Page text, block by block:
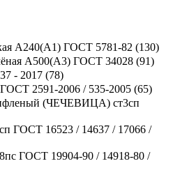
А240(А1) ГОСТ 5781-82 (130)
А500(А3) ГОСТ 34028 (91)
- 2017 (78)
ГОСТ 2591-2006 / 535-2005 (65)
(ЧЕЧЕВИЦА) ст3сп
ГОСТ 16523 / 14637 / 17066 /
ГОСТ 19904-90 / 14918-80 /